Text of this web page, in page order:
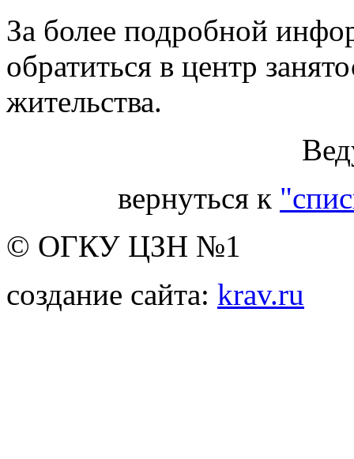
За более подробной
обратиться в центр
жительства.
вернуться к
© ОГКУ ЦЗН №1
создание сайта: krav.ru